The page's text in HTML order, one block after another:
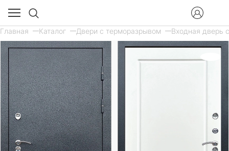
Главная Каталог Двери с терморазрывом Входная дверь